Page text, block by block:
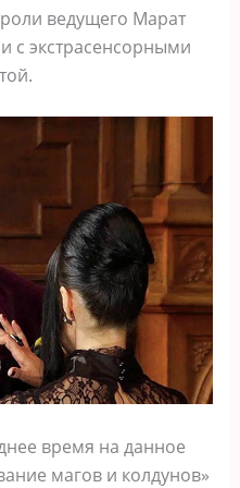
ведущего Марат
с экстрасенсорными
время на данное
магов и колдунов»